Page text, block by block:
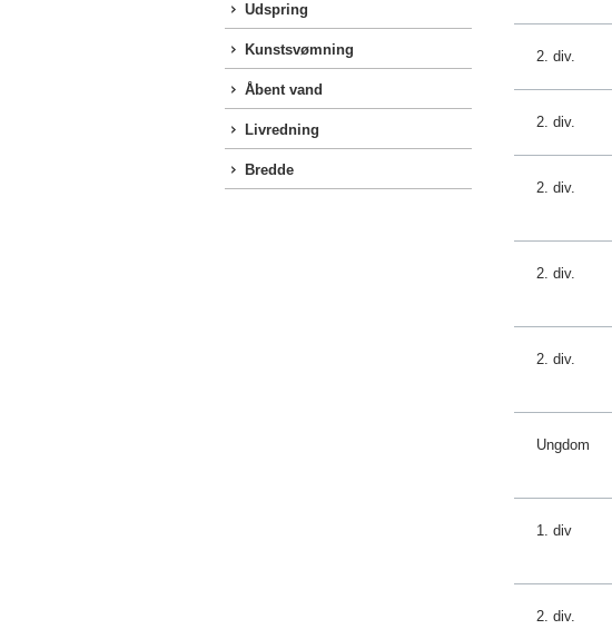
Udspring
Kunstsvømning
Åbent vand
Livredning
Bredde
2. div.
2. div.
2. div.
2. div.
2. div.
Ungdom
1. div
2. div.